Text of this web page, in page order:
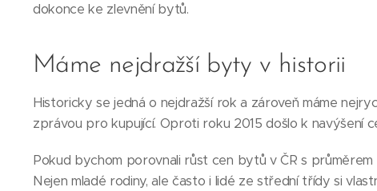
dokonce ke zlevnění bytů.
Máme nejdražší byty v historii
Historicky se jedná o nejdražší rok a zároveň máme
zprávou pro kupující. Oproti roku 2015 došlo k navýšení
Pokud bychom porovnali růst cen bytů v ČR s
Nejen mladé rodiny, ale často i lidé ze střední třídy si